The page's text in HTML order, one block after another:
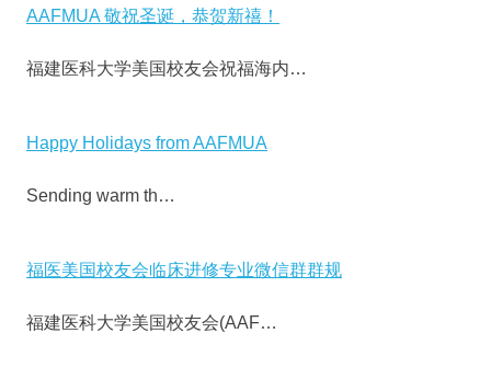
AAFMUA 敬祝圣诞，恭贺新禧！
福建医科大学美国校友会祝福海内…
Happy Holidays from AAFMUA
Sending warm th…
福医美国校友会临床进修专业微信群群规
福建医科大学美国校友会(AAF…